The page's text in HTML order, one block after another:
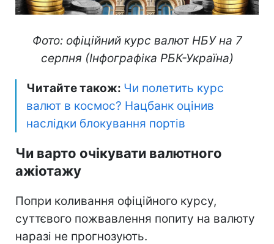
Фото: офіційний курс валют НБУ на 7
серпня (Інфографіка РБК-Україна)
Читайте також: Чи полетить курс
валют в космос? Нацбанк оцінив
наслідки блокування портів
Чи варто очікувати валютного
ажіотажу
Попри коливання офіційного курсу,
суттєвого пожвавлення попиту на валюту
наразі не прогнозують.